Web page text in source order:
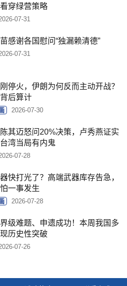
穿绿营策略
07-31
感谢各国慰问“独漏赖清德”
07-31
停火，伊朗为何反而主动开战？
后算计
2026-07-30
其迈怒问20%决策，卢秀燕证实
湾当局有内鬼
07-28
快打光了？高端武器库存告急，
一事发生
2026-07-28
级难题、申遗成功！本周我国多
历史性突破
07-26